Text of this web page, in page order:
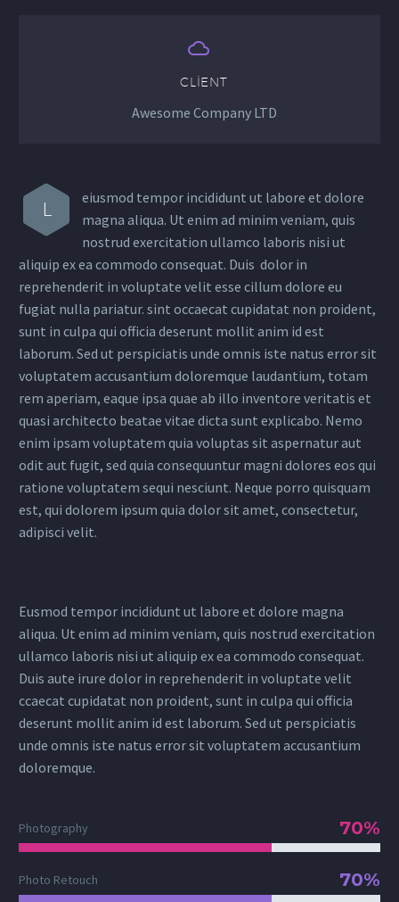


CLIENT
Awesome Company LTD
L
eiusmod tempor incididunt ut labore et dolore
magna aliqua. Ut enim ad minim veniam, quis
nostrud exercitation ullamco laboris nisi ut
aliquip ex ea commodo consequat. Duis dolor in
reprehenderit in voluptate velit esse cillum dolore eu
fugiat nulla pariatur. sint occaecat cupidatat non proident,
sunt in culpa qui officia deserunt mollit anim id est
laborum. Sed ut perspiciatis unde omnis iste natus error sit
voluptatem accusantium doloremque laudantium, totam
rem aperiam, eaque ipsa quae ab illo inventore veritatis et
quasi architecto beatae vitae dicta sunt explicabo. Nemo
enim ipsam voluptatem quia voluptas sit aspernatur aut
odit aut fugit, sed quia consequuntur magni dolores eos qui
ratione voluptatem sequi nesciunt. Neque porro quisquam
est, qui dolorem ipsum quia dolor sit amet, consectetur,
adipisci velit.
Eusmod tempor incididunt ut labore et dolore magna
aliqua. Ut enim ad minim veniam, quis nostrud exercitation
ullamco laboris nisi ut aliquip ex ea commodo consequat.
Duis aute irure dolor in reprehenderit in voluptate velit
ccaecat cupidatat non proident, sunt in culpa qui officia
deserunt mollit anim id est laborum. Sed ut perspiciatis
unde omnis iste natus error sit voluptatem accusantium
doloremque.
Photography 70%
Photo Retouch 70%